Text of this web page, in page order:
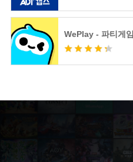
WePlay - 파티게임